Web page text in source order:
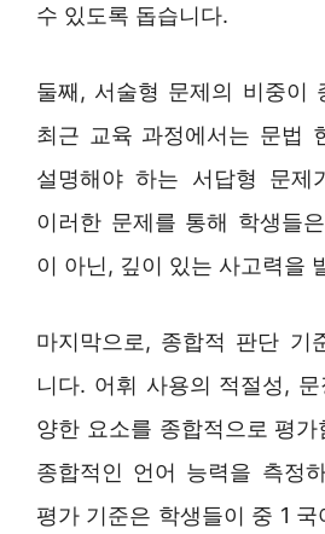
수 있도록 돕습니다.
둘째, 서술형 문제의 비중이
최근 교육 과정에서는 문법
설명해야 하는 서답형 문제
이러한 문제를 통해 학생들
이 아닌, 깊이 있는 사고력을
마지막으로, 종합적 판단 기
니다. 어휘 사용의 적절성,
양한 요소를 종합적으로 평
종합적인 언어 능력을 측정
평가 기준은 학생들이 중 1